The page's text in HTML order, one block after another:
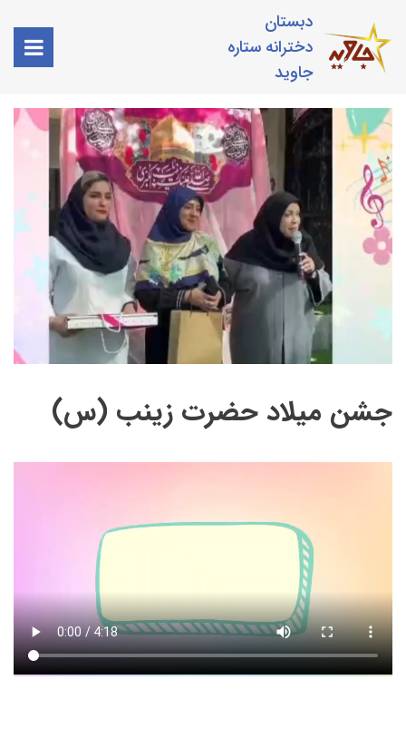
دبستان
دخترانه ستاره
جاوید
جشن میلاد حضرت زینب (س)